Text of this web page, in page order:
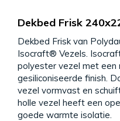
Dekbed Frisk
Dekbed Frisk van
Isocraft® Vezels.
polyester vezel met een
gesiliconiseerde finish.
vezel vormvast en
holle vezel heeft een
goede warmte isolatie.